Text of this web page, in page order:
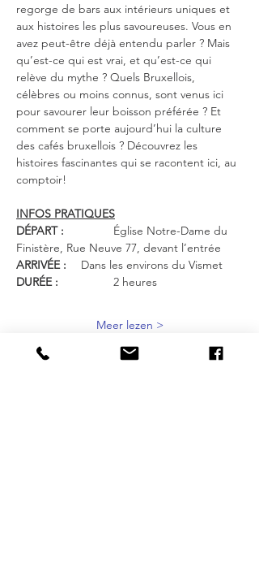
regorge de bars aux intérieurs uniques et
aux histoires les plus savoureuses. Vous en
avez peut-être déjà entendu parler ? Mais
qu’est-ce qui est vrai, et qu’est-ce qui
relève du mythe ? Quels Bruxellois,
célèbres ou moins connus, sont venus ici
pour savourer leur boisson préférée ? Et
comment se porte aujourd’hui la culture
des cafés bruxellois ? Découvrez les
histoires fascinantes qui se racontent ici, au
comptoir!
INFOS PRATIQUES
DÉPART :
Finistère, Rue Neuve 77, devant l’entrée
ARRIVÉE :
Dans les environs du Vismet
DURÉE :
2 heures
Meer lezen >